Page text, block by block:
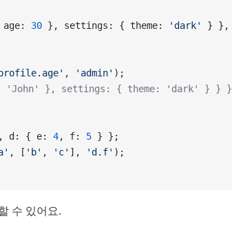
30 }, settings: { theme: 'dark'
} },
, 'admin' );
'John' }, settings: { theme: 'dark' } } }
, d: { e: 4, f: 5 } };
, [ 'b' , 'c' ], 'd.f' );
수 있어요.